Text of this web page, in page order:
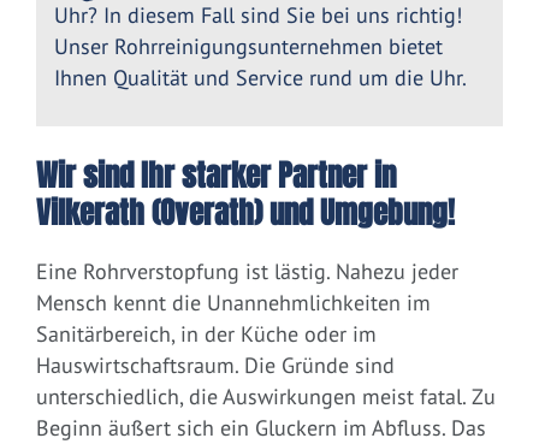
Uhr? In diesem Fall sind Sie bei uns richtig!
Unser Rohrreinigungsunternehmen bietet
Ihnen Qualität und Service rund um die Uhr.
Wir sind Ihr starker Partner in
Vilkerath (Overath) und Umgebung!
Eine Rohrverstopfung ist lästig. Nahezu jeder
Mensch kennt die Unannehmlichkeiten im
Sanitärbereich, in der Küche oder im
Hauswirtschaftsraum. Die Gründe sind
unterschiedlich, die Auswirkungen meist fatal. Zu
Beginn äußert sich ein Gluckern im Abfluss. Das